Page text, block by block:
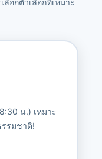
อกตัวเลือกที่เหมาะ
น.) เหมาะ
รมชาติ!